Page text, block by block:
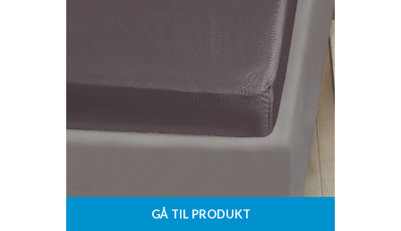
GÅ TIL PRODUKT